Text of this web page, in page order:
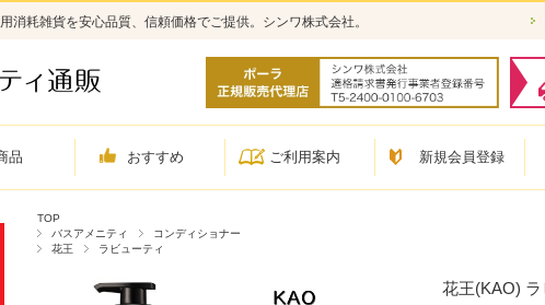
消耗雑貨を安心品質、信頼価格でご提供。シンワ株式会社。
品 おすすめ ご利用案内 新規会員登録
TOP
バスアメニティ
コンディショナー
花王
ラビューティ
花王(KAO)